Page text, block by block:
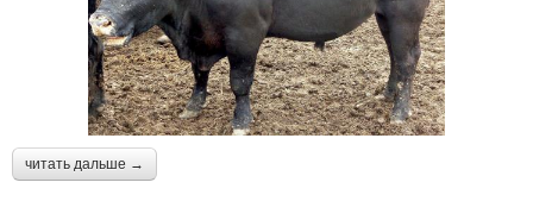
читать дальше →